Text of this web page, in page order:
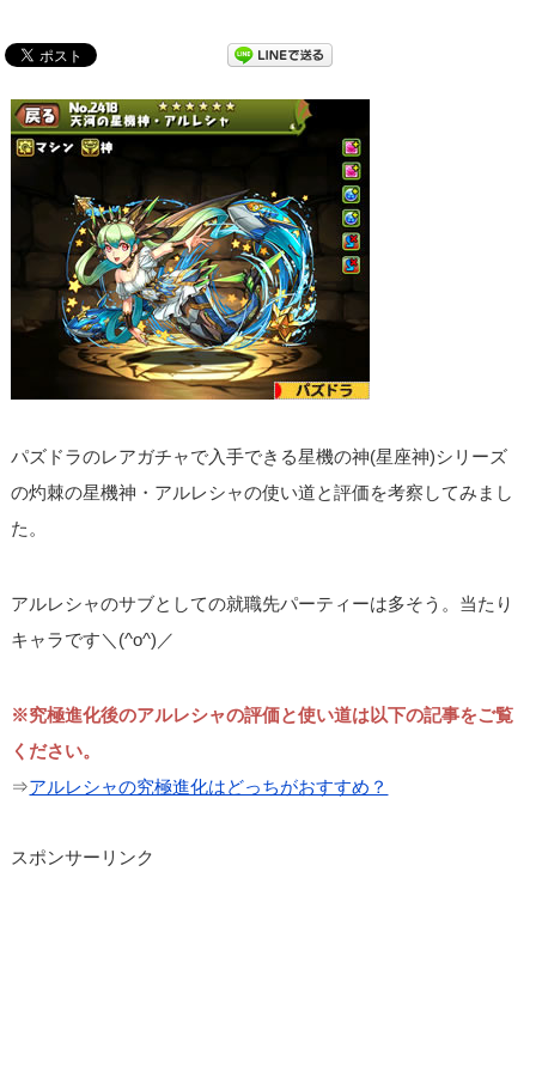
パズドラのレアガチャで入手できる星機の神(星座神)シリーズ
の灼棘の星機神・アルレシャの使い道と評価を考察してみまし
た。
アルレシャのサブとしての就職先パーティーは多そう。当たり
キャラです＼(^o^)／
※究極進化後のアルレシャの評価と使い道は以下の記事をご覧
ください。
⇒アルレシャの究極進化はどっちがおすすめ？
スポンサーリンク